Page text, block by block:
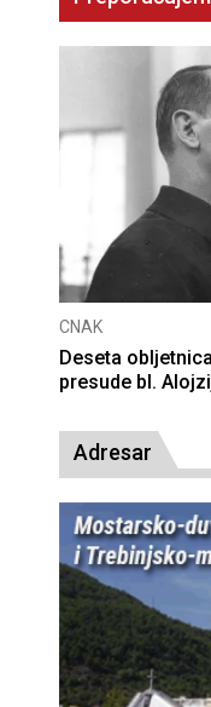
CNAK
Deseta
presude bl.
Adresar